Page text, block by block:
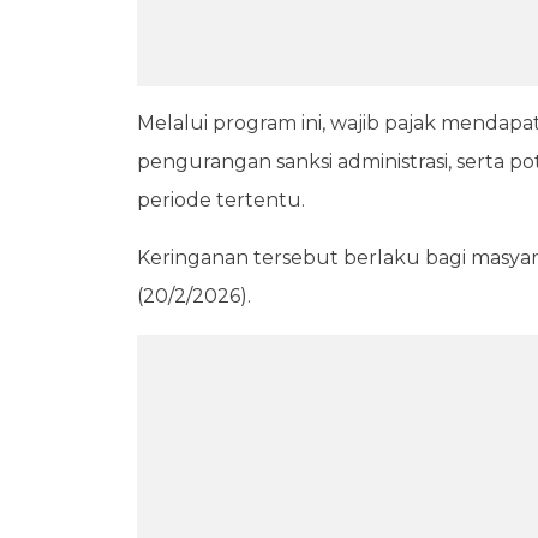
Melalui program ini, wajib pajak
pengurangan sanksi administrasi, serta
periode tertentu.
Keringanan tersebut berlaku bagi
(20/2/2026).